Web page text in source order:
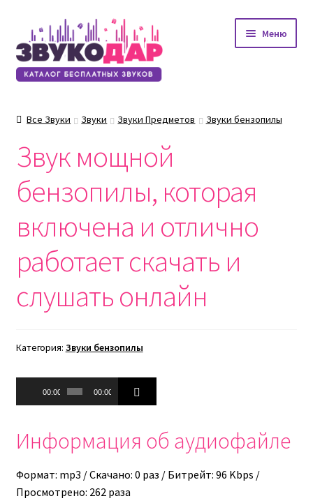
Перейти
к
навигации
Перейти
к
содержимому
Меню
Все Звуки Звуки Звуки Предметов Звуки бензопилы
Звук мощной
бензопилы, которая
включена и отлично
работает скачать и
слушать онлайн
Категория: Звуки бензопилы
Аудиоплеер
00:00 00:00
Информация об аудиофайле
Формат: mp3 / Скачано: 0 раз / Битрейт: 96 Kbps /
Просмотрено: 262 раза